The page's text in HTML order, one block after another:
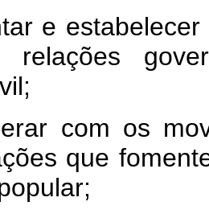
e
relações
com os
que